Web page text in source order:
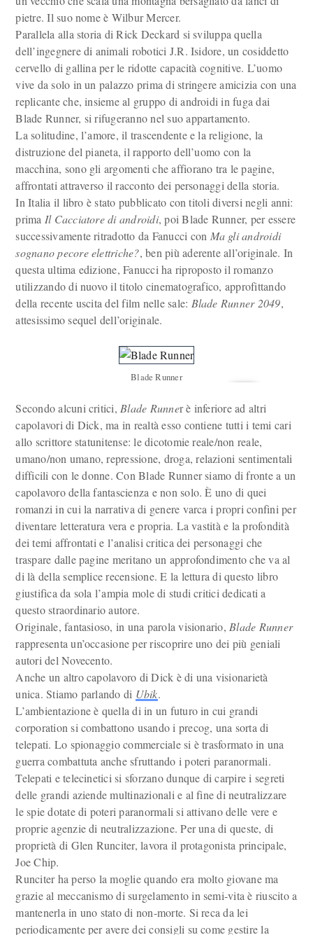
pietre. Il suo nome è Wilbur Mercer.
Parallela alla storia di Rick Deckard si sviluppa quella
dell’ingegnere di animali robotici J.R. Isidore, un cosiddetto
cervello di gallina per le ridotte capacità cognitive. L’uomo
vive da solo in un palazzo prima di stringere amicizia con una
replicante che, insieme al gruppo di androidi in fuga dai
Blade Runner, si rifugeranno nel suo appartamento.
La solitudine, l’amore, il trascendente e la religione, la
distruzione del pianeta, il rapporto dell’uomo con la
macchina, sono gli argomenti che affiorano tra le pagine,
affrontati attraverso il racconto dei personaggi della storia.
In Italia il libro è stato pubblicato con titoli diversi negli anni:
prima Il Cacciatore di androidi, poi Blade Runner, per essere
successivamente ritradotto da Fanucci con Ma gli androidi
sognano pecore elettriche?, ben più aderente all’originale. In
questa ultima edizione, Fanucci ha riproposto il romanzo
utilizzando di nuovo il titolo cinematografico, approfittando
della recente uscita del film nelle sale: Blade Runner 2049,
attesissimo sequel dell’originale.
Blade Runner
Secondo alcuni critici, Blade Runner è inferiore ad altri
capolavori di Dick, ma in realtà esso contiene tutti i temi cari
allo scrittore statunitense: le dicotomie reale/non reale,
umano/non umano, repressione, droga, relazioni sentimentali
difficili con le donne. Con Blade Runner siamo di fronte a un
capolavoro della fantascienza e non solo. È uno di quei
romanzi in cui la narrativa di genere varca i propri confini per
diventare letteratura vera e propria. La vastità e la profondità
dei temi affrontati e l’analisi critica dei personaggi che
traspare dalle pagine meritano un approfondimento che va al
di là della semplice recensione. E la lettura di questo libro
giustifica da sola l’ampia mole di studi critici dedicati a
questo straordinario autore.
Originale, fantasioso, in una parola visionario, Blade Runner
rappresenta un’occasione per riscoprire uno dei più geniali
autori del Novecento.
Anche un altro capolavoro di Dick è di una visionarietà
unica. Stiamo parlando di Ubik.
L’ambientazione è quella di in un futuro in cui grandi
corporation si combattono usando i precog, una sorta di
telepati. Lo spionaggio commerciale si è trasformato in una
guerra combattuta anche sfruttando i poteri paranormali.
Telepati e telecinetici si sforzano dunque di carpire i segreti
delle grandi aziende multinazionali e al fine di neutralizzare
le spie dotate di poteri paranormali si attivano delle vere e
proprie agenzie di neutralizzazione. Per una di queste, di
proprietà di Glen Runciter, lavora il protagonista principale,
Joe Chip.
Runciter ha perso la moglie quando era molto giovane ma
grazie al meccanismo di surgelamento in semi-vita è riuscito a
mantenerla in uno stato di non-morte. Si reca da lei
periodicamente per avere dei consigli su come gestire la